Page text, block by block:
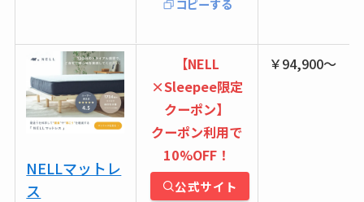
コピーする
NELLマットレ
ス
【NELL
×Sleepee限定
クーポン】
クーポン利用で
10%OFF！
公式サイト
￥94,900〜